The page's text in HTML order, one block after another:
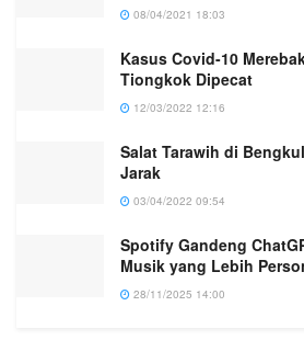
08/04/2021 18:03
Kasus Covid-10
Tiongkok Dipecat
12/03/2022 12:16
Salat Tarawih di
Jarak
03/04/2022 09:54
Spotify Gandeng
Musik yang Lebih
28/11/2025 14:00